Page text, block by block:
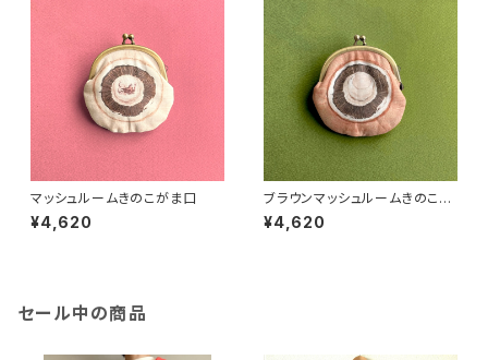
マッシュルームきのこがま口
¥4,620
ブラウンマッシュルームきのこが
ま口
¥4,620
セール中の商品